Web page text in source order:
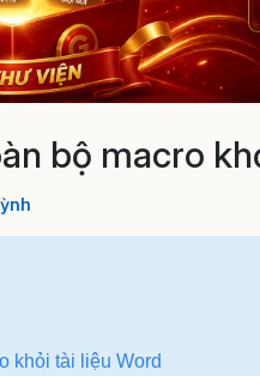
bộ macro
khỏi tài liệu Word